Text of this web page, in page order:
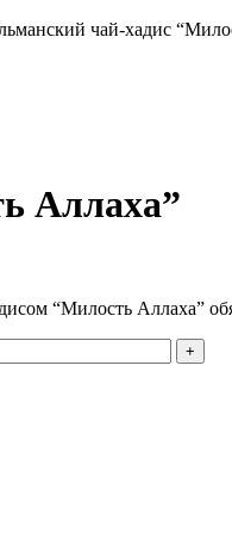
чай-хадис
Аллаха”
“Милость Аллаха”